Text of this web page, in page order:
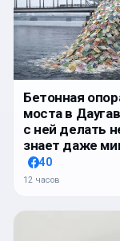
Бетонная
моста в
с ней делать
знает даже
40
12 часов